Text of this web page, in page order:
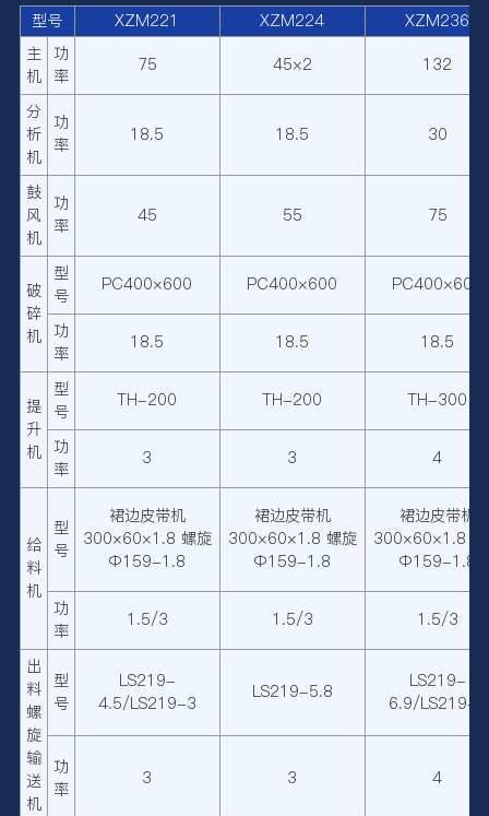
型号 XZM221 XZM224
XZM236
主
机
功
率
75 45×2 132
分
析
机
功
率
18.5 18.5 30
鼓
风
机
功
率
45 55 75
破
碎
机
型
号
PC400×600 PC400×600 PC400×600
功
率
18.5 18.5 18.5
提
升
机
型
号
TH-200 TH-200 TH-300
功
率
3 3 4
给
料
机
型
号
裙边皮带机
300×60×1.8 螺旋
Φ159-1.8
裙边皮带机
300×60×1.8 螺旋
Φ159-1.8
裙边皮带机
300×60×1.8 螺
Φ159-1.8
功
率
1.5/3 1.5/3 1.5/3
出
料
螺
旋
输
送
机
型
号
LS219-
4.5/LS219-3
LS219-5.8
LS219-
6.9/LS219-5
功
率
3 3 4